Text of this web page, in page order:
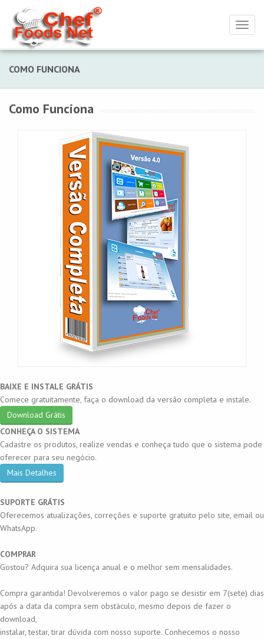
COMO FUNCIONA
Como Funciona
BAIXE E INSTALE GRÁTIS
Comece gratuitamente, faça o download da versão completa e instale.
Download Grátis
CONHEÇA O SISTEMA
Cadastre os produtos, realize vendas e conheça tudo que o sistema pode
oferecer para seu negócio.
Mais Detalhes
SUPORTE GRÁTIS
Oferecemos atualizações, correções e suporte gratuito pelo site, email ou
WhatsApp.
COMPRAR
Gostou? Adquira sua licença anual e o melhor sem mensalidades.
Compra garantida! Devolveremos o valor pago se desistir em 7(sete) dias
após a data da compra sem obstáculo, mesmo depois de fazer o
download,
instalar, testar, tirar dúvida com nosso suporte. Conhecemos o nosso